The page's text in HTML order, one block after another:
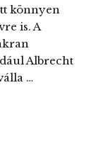
könnyen
is. A
Albrecht
…